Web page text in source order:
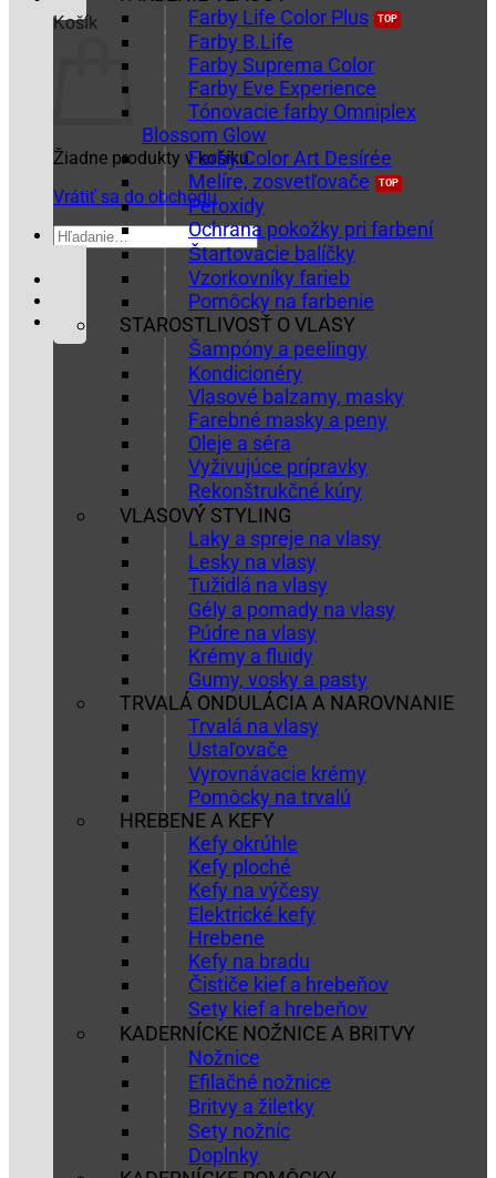
Košík
Žiadne produkty v košíku.
Vrátiť sa do obchodu
Hľadať:
Farby Life Color Plus
Farby B.Life
Farby Suprema Color
Farby Eve Experience
Tónovacie farby Omniplex
Blossom Glow
Farby Color Art Desírée
Melíre, zosvetľovače
Peroxidy
Ochrana pokožky pri farbení
Štartovacie balíčky
Vzorkovníky farieb
Pomôcky na farbenie
STAROSTLIVOSŤ O VLASY
Šampóny a peelingy
Kondicionéry
Vlasové balzamy, masky
Farebné masky a peny
Oleje a séra
Vyživujúce prípravky
Rekonštrukčné kúry
VLASOVÝ STYLING
Laky a spreje na vlasy
Lesky na vlasy
Tužidlá na vlasy
Gély a pomady na vlasy
Púdre na vlasy
Krémy a fluidy
Gumy, vosky a pasty
TRVALÁ ONDULÁCIA A NAROVNANIE
Trvalá na vlasy
Ustaľovače
Vyrovnávacie krémy
Pomôcky na trvalú
HREBENE A KEFY
Kefy okrúhle
Kefy ploché
Kefy na výčesy
Elektrické kefy
Hrebene
Kefy na bradu
Čističe kief a hrebeňov
Sety kief a hrebeňov
KADERNÍCKE NOŽNICE A BRITVY
Nožnice
Efilačné nožnice
Britvy a žiletky
Sety nožníc
Doplnky